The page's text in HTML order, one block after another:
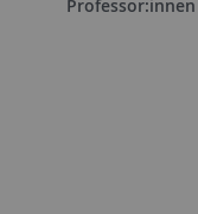
Professor:innen